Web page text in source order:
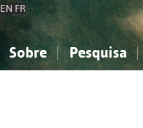
EN FR
Sobre Pesquisa